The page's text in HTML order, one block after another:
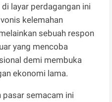
layar perdagangan ini
kelemahan
sebuah respon
yang mencoba
demi membuka
ekonomi lama.
pasar semacam ini